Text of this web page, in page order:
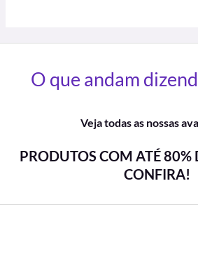
O que andam
Veja todas as nossas
PRODUTOS COM ATÉ 80%
CONFIRA!